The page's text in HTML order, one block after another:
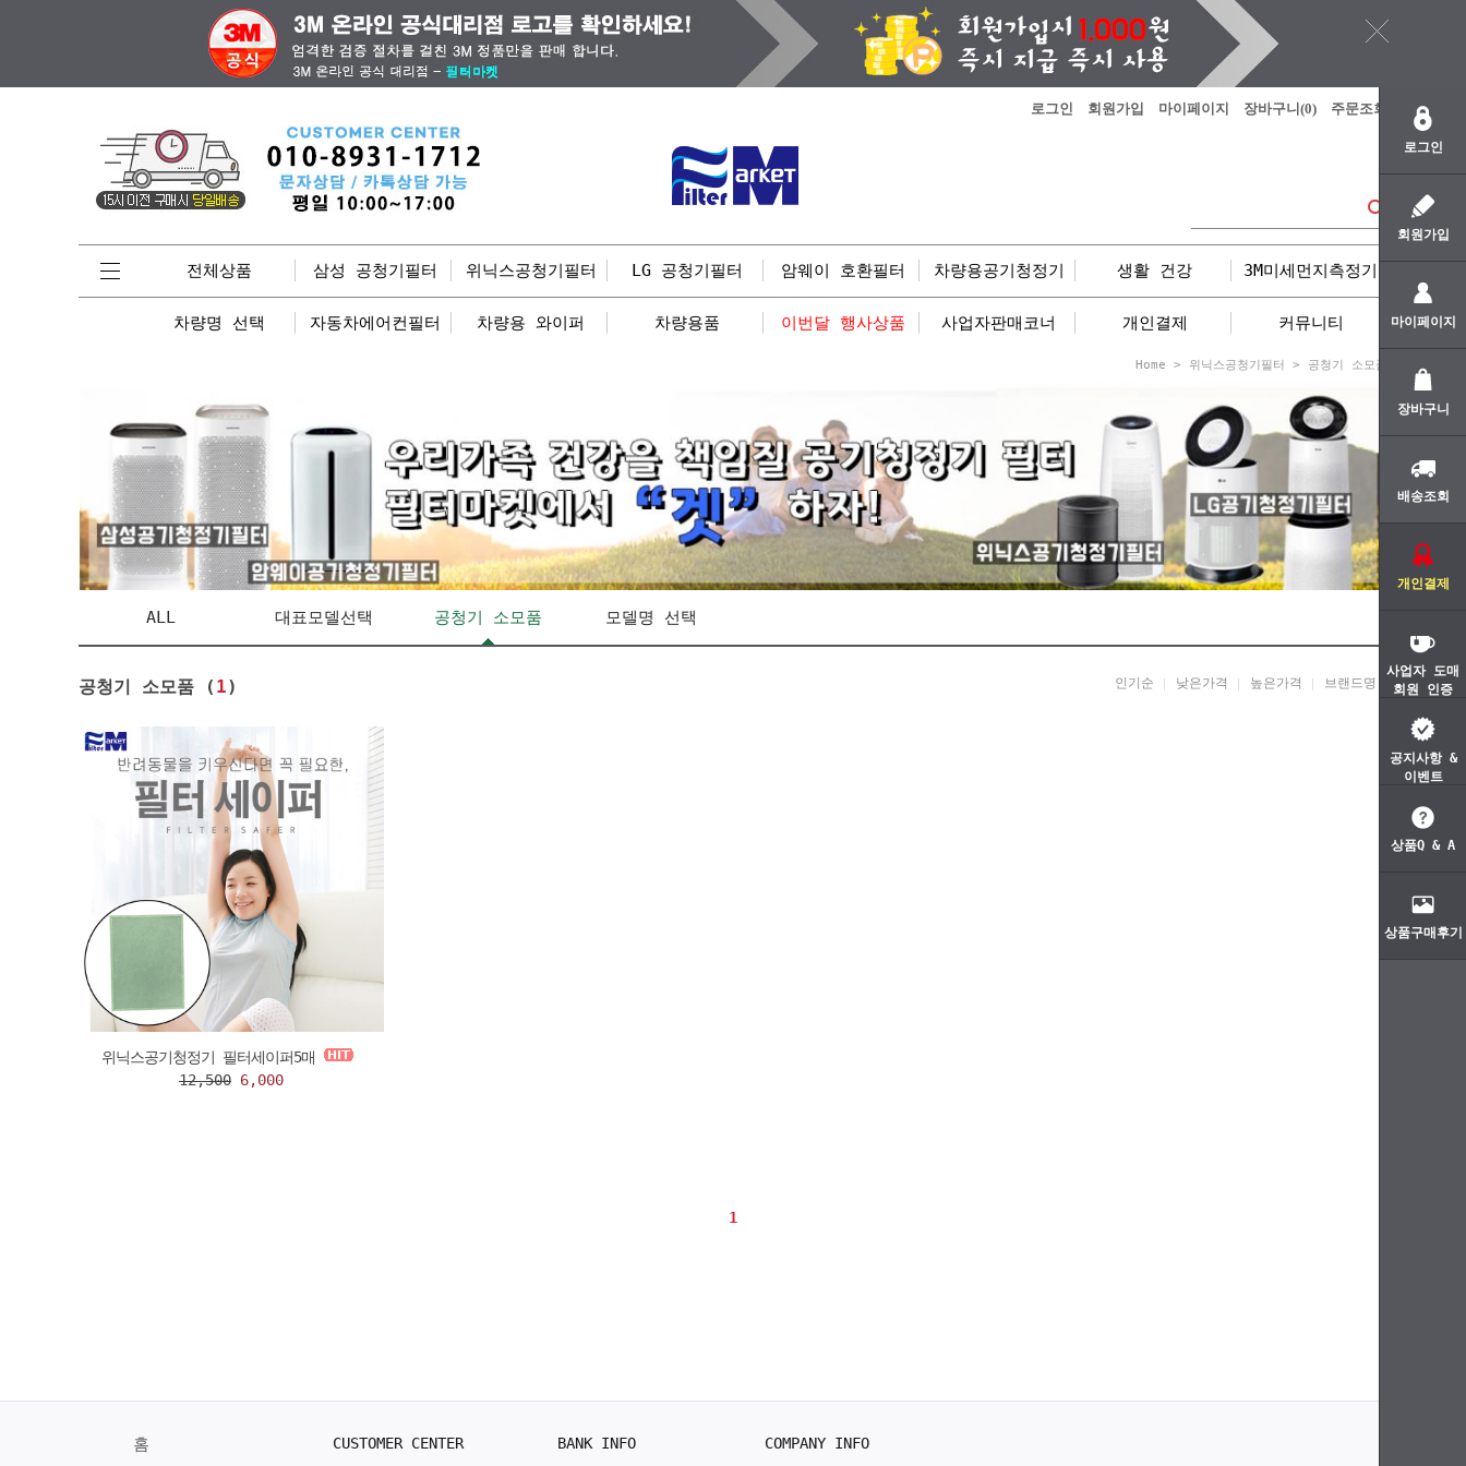
로그인
회원가입
마이페이지
장바구니
배송조회
개인결제
사업자 도매
회원 인증
공지사항 &
이벤트
상품Q & A
상품구매후기
로그인 회원가입 마이페이지 장바구니(0) 주문조회
전체상품 삼성 공청기필터 위닉스공청기필터 LG 공청기필터 암웨이 호환필터 차량용공기청정기 생활 건강 3M미세먼지측정기
차량명 선택 자동차에어컨필터 차량용 와이퍼 차량용품 이번달 행사상품 사업자판매코너 개인결제 커뮤니티
Home > 위닉스공청기필터 > 공청기 소모품
ALL 대표모델선택 공청기 소모품 모델명 선택
공청기 소모품 ( 1) 인기순 낮은가격 높은가격 브랜드명
위닉스공기청정기 필터세이퍼5매
12,500 6,000
1
홈 CUSTOMER CENTER BANK INFO COMPANY INFO